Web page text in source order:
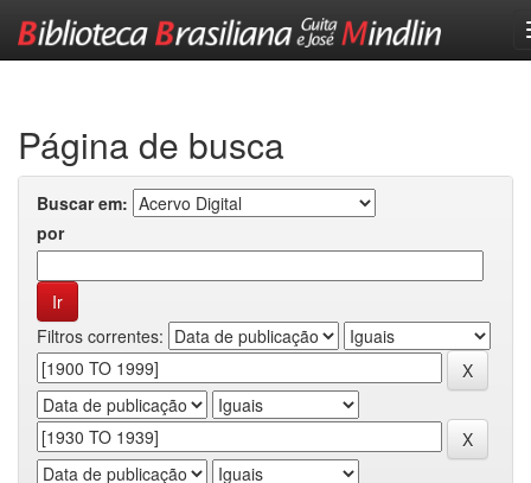
Página de busca
Buscar em:
por
Filtros correntes: